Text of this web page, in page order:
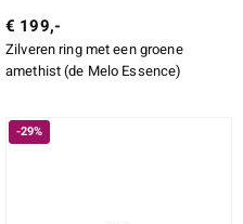
€ 199,-
Zilveren ring met een groene
amethist (de Melo Essence)
-29%